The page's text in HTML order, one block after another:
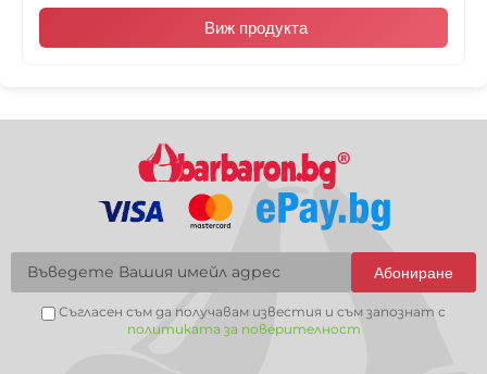
Виж продукта
Абониране
Съгласен съм да получавам известия и съм запознат с
политиката за поверителност